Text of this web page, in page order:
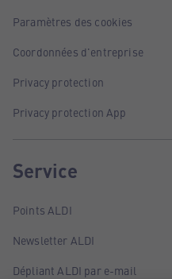
Paramètres des cookies
Coordonnées d'entreprise
Privacy protection
Privacy protection App
Service
Points ALDI
Newsletter ALDI
Dépliant ALDI par e-mail